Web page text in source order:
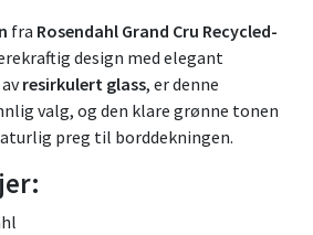
fra Rosendahl Grand Cru Recycled-
design med elegant
resirkulert glass, er denne
valg, og den klare grønne tonen
preg til borddekningen.